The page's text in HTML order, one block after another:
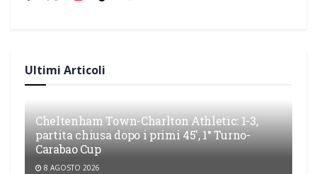
Ultimi Articoli
Cheltenham Town-Charlton Athletic: 1-3,
partita chiusa dopo i primi 45′, 1° Turno-
Carabao Cup
8 AGOSTO 2026